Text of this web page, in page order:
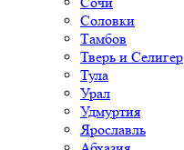
Соловки
Тамбов
Тверь и Селигер
Тула
Урал
Удмуртия
Ярославль